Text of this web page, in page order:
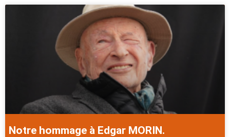
Notre hommage à Edgar MORIN.